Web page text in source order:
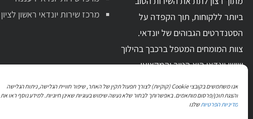
אנו משתמשים בקובצי Cookie (קוקיות) לצורך תפעול תקין של האתר, שיפור חוויית הגלישה, ניתוח הגלישה
והצגת תוכן/פרסום מותאמים. באפשרותך לבחור שלא נעשה שימוש בעוגיות שאינן חיוניות. למידע נוסף ראו את
מדיניות הפרטיותשלנו
ביותר ללקוחות, תוך הקפדה על
הסטנדרטים הגבוהים של יונדאי.
צוות המומחים המטפל ברכבך בהילוך
שישי יונדאי הוא הטוב והמקצועי
וניסיון מעשי רב.
מרכז שירות יונדאי ראשון לציון